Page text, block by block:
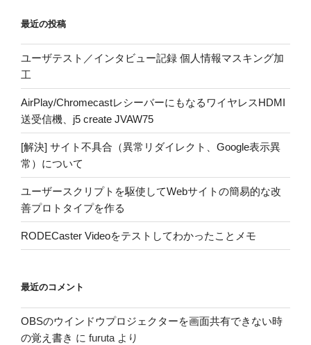
最近の投稿
ユーザテスト／インタビュー記録 個人情報マスキング加
工
AirPlay/ChromecastレシーバーにもなるワイヤレスHDMI
送受信機、j5 create JVAW75
[解決] サイト不具合（異常リダイレクト、Google表示異
常）について
ユーザースクリプトを駆使してWebサイトの簡易的な改
善プロトタイプを作る
RODECaster Videoをテストしてわかったことメモ
最近のコメント
OBSのウインドウプロジェクターを画面共有できない時
の覚え書き に furuta より